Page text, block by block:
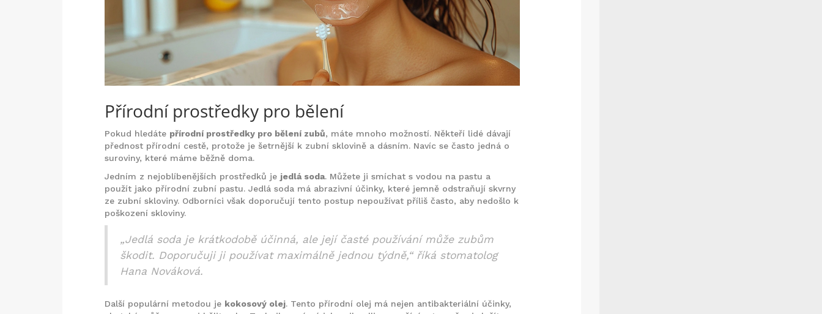
Přírodní prostředky pro bělení
Pokud hledáte přírodní prostředky pro bělení zubů, máte mnoho možností. Někteří lidé dávají
přednost přírodní cestě, protože je šetrnější k zubní sklovině a dásním. Navíc se často jedná o
suroviny, které máme běžně doma.
Jedním z nejoblíbenějších prostředků je jedlá soda. Můžete ji smíchat s vodou na pastu a
použít jako přírodní zubní pastu. Jedlá soda má abrazivní účinky, které jemně odstraňují skvrny
ze zubní skloviny. Odborníci však doporučují tento postup nepoužívat příliš často, aby nedošlo k
poškození skloviny.
„Jedlá soda je krátkodobě účinná, ale její časté používání může zubům
škodit. Doporučuji ji používat maximálně jednou týdně,“ říká stomatolog
Hana Nováková.
Další populární metodou je kokosový olej. Tento přírodní olej má nejen antibakteriální účinky,